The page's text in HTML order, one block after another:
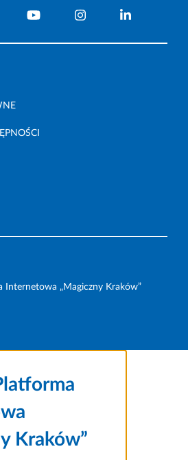
Internetowa „Magiczny Kraków”
Kraków”